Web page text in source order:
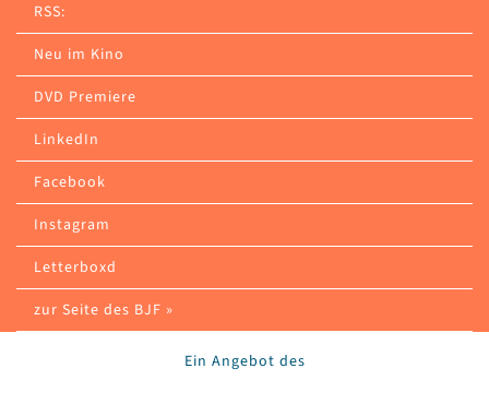
RSS:
Neu im Kino
DVD Premiere
LinkedIn
Facebook
Instagram
Letterboxd
zur Seite des BJF »
Ein Angebot des